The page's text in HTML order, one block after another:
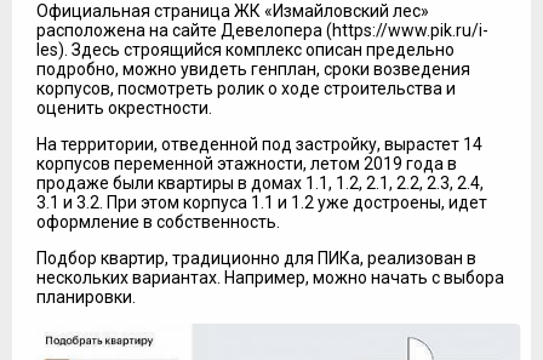
Официальная страница ЖК «Измайловский лес»
расположена на сайте Девелопера (https://www.pik.ru/i-
les). Здесь строящийся комплекс описан предельно
подробно, можно увидеть генплан, сроки возведения
корпусов, посмотреть ролик о ходе строительства и
оценить окрестности.
На территории, отведенной под застройку, вырастет 14
корпусов переменной этажности, летом 2019 года в
продаже были квартиры в домах 1.1, 1.2, 2.1, 2.2, 2.3, 2.4,
3.1 и 3.2. При этом корпуса 1.1 и 1.2 уже достроены, идет
оформление в собственность.
Подбор квартир, традиционно для ПИКа, реализован в
нескольких вариантах. Например, можно начать с выбора
планировки.